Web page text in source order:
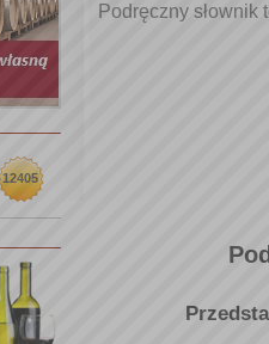
12405
Podręczny